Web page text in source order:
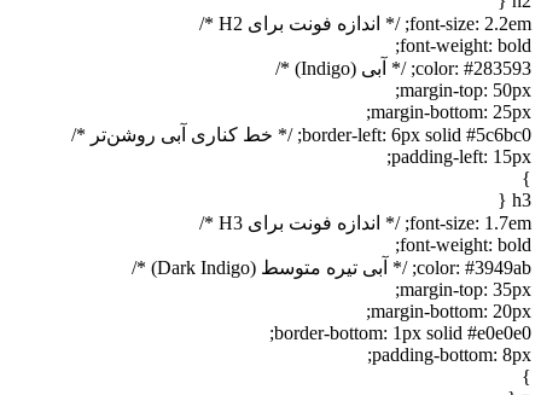
font-size: 2.2em; /* اندازه فونت برای H2 */
font-weight: bold;
color: #283593; /* آبی (Indigo) */
margin-top: 50px;
margin-bottom: 25px;
border-left: 6px solid #5c6bc0; /* خط کناری آبی روشن‌تر */
padding-left: 15px;
}
h3 {
font-size: 1.7em; /* اندازه فونت برای H3 */
font-weight: bold;
color: #3949ab; /* آبی تیره متوسط (Dark Indigo) */
margin-top: 35px;
margin-bottom: 20px;
border-bottom: 1px solid #e0e0e0;
padding-bottom: 8px;
}